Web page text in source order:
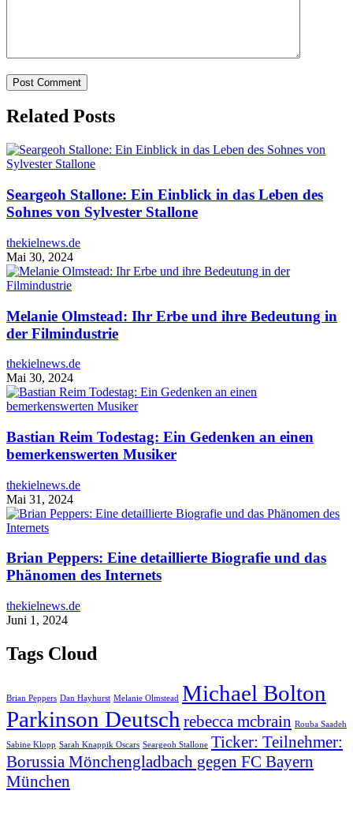
Related Posts
Seargeoh Stallone: Ein Einblick in das Leben des
Sohnes von Sylvester Stallone
thekielnews.de
Mai 30, 2024
Melanie Olmstead: Ihr Erbe und ihre Bedeutung in
der Filmindustrie
thekielnews.de
Mai 30, 2024
Bastian Reim Todestag: Ein Gedenken an einen
bemerkenswerten Musiker
thekielnews.de
Mai 31, 2024
Brian Peppers: Eine detaillierte Biografie und das
Phänomen des Internets
thekielnews.de
Juni 1, 2024
Tags Cloud
Brian Peppers Dan Hayhurst Melanie Olmstead Michael Bolton
Parkinson Deutsch rebecca mcbrain Rouba Saadeh
Sabine Klopp Sarah Knappik Oscars Seargeoh Stallone Ticker: Teilnehmer:
Borussia Mönchengladbach gegen FC Bayern
München